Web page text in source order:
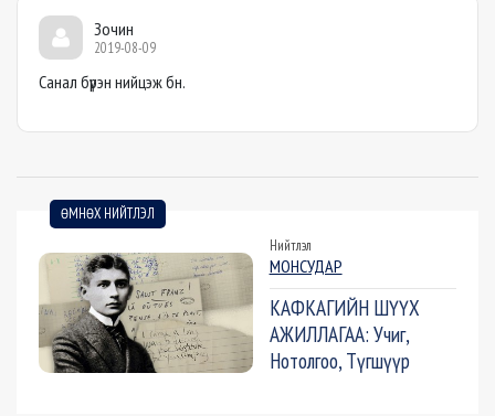
Зочин
2019-08-09
Санал бүрэн нийцэж бн.
ӨМНӨХ НИЙТЛЭЛ
Нийтлэл
МОНСУДАР
КАФКАГИЙН ШҮҮХ
АЖИЛЛАГАА: Учиг,
Нотолгоо, Түгшүүр